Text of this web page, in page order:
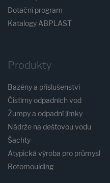
Dotační program
Katalogy ABPLAST
Produkty
Bazény a příslušenství
Čistírny odpadních vod
Žumpy a odpadní jímky
Nádrže na dešťovou vodu
Šachty
Atypická výroba pro průmysl
Rotomoulding